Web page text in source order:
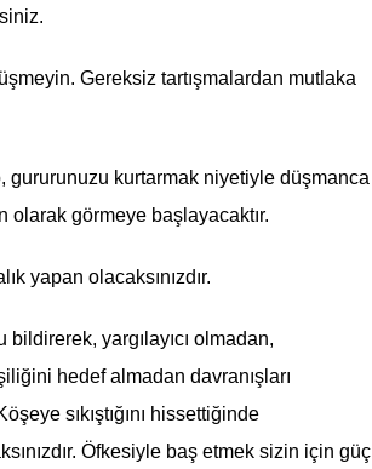
Gereksiz tartışmalardan mutlaka
gururunuzu kurtarmak niyetiyle düşmanca
görmeye başlayacaktır.
yapan olacaksınızdır.
yargılayıcı olmadan,
hedef almadan davranışları
sıkıştığını hissettiğinde
Öfkesiyle baş etmek sizin için güç